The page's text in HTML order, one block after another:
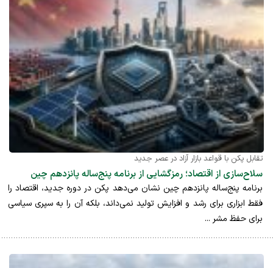
تقابل پکن با قواعد بازار آزاد در عصر جدید
سلاح‌سازی از اقتصاد؛ رمزگشایی از برنامه پنج‌ساله پانزدهم چین
برنامه پنج‌ساله پانزدهم چین نشان می‌دهد پکن در دوره جدید، اقتصاد را
فقط ابزاری برای رشد و افزایش تولید نمی‌داند، بلکه آن را به سپری سیاسی
برای حفظ مشر ...